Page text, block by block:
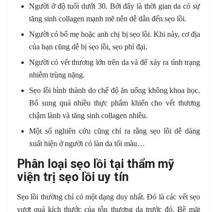
Người ở độ tuổi dưới 30. Bởi đây là thời gian da có sự
tăng sinh collagen mạnh mẽ nên dễ dẫn đến sẹo lồi.
Người có bố mẹ hoặc anh chị bị sẹo lồi. Khi này, cơ địa
của bạn cũng dễ bị sẹo lồi, sẹo phì đại.
Người có vết thương lớn trên da và để xảy ra tình trạng
nhiễm trùng nặng.
Sẹo lồi hình thành do chế độ ăn uống không khoa học.
Bổ sung quá nhiều thực phẩm khiến cho vết thương
chậm lành và tăng sinh collagen nhiều.
Một số nghiên cứu cũng chỉ ra rằng sẹo lồi dễ dàng
xuất hiện ở người có làn da tối màu…
Phân loại sẹo lồi tại thẩm mỹ
viện trị sẹo lồi uy tín
Sẹo lồi thường chỉ có một dạng duy nhất. Đó là các vết sẹo
vượt quá kích thước của tổn thương da trước đó. Bề mặt